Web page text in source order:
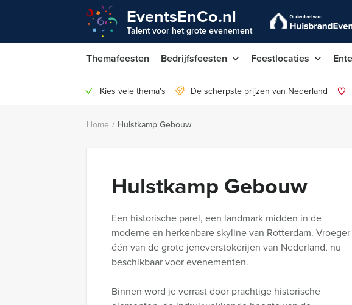
EventsEnCo.nl
Talent voor het grote evenement
Themafeesten Bedrijfsfeesten Feestlocaties
Kies vele thema's De scherpste prijzen van Nederland
Home / Hulstkamp Gebouw
Hulstkamp Gebouw
Een historische parel, een landmark midden in de
moderne en herkenbare skyline van Rotterdam. Vroeger
één van de grote jeneverstokerijen van Nederland, nu
beschikbaar voor evenementen.
Binnen word je verrast door prachtige historische